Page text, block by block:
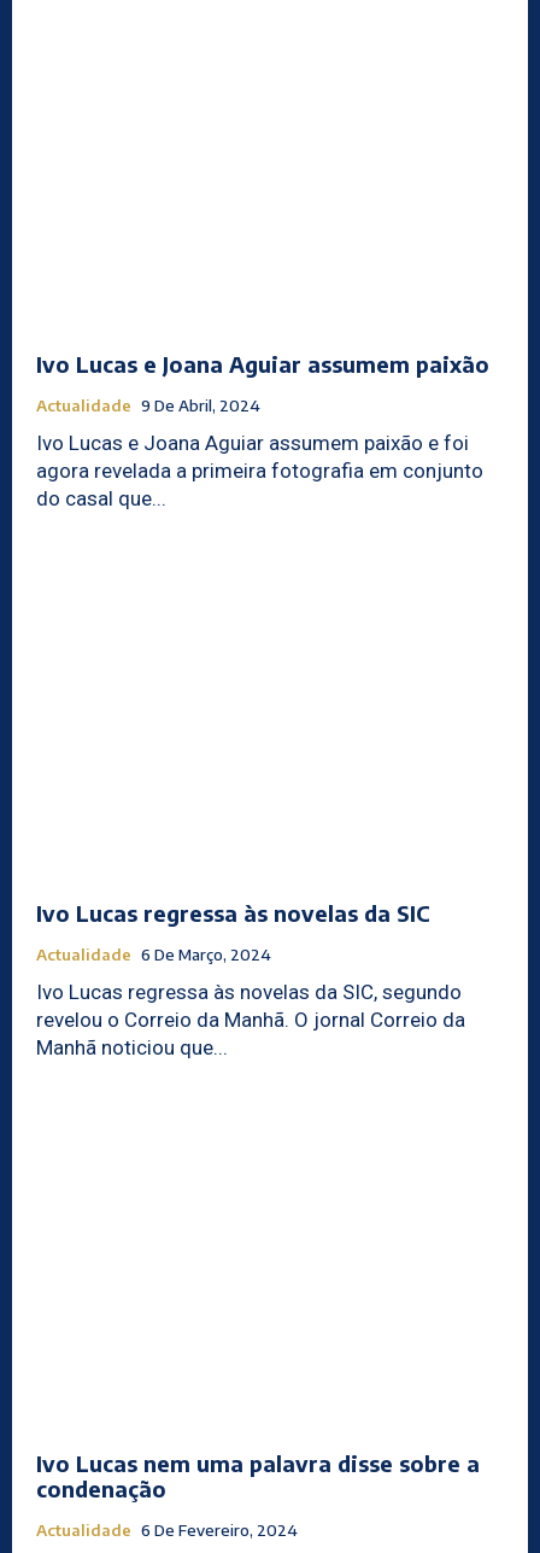
Ivo Lucas e Joana Aguiar assumem paixão
Actualidade 9 De Abril, 2024
Ivo Lucas e Joana Aguiar assumem paixão e foi
agora revelada a primeira fotografia em conjunto
do casal que...
Ivo Lucas regressa às novelas da SIC
Actualidade 6 De Março, 2024
Ivo Lucas regressa às novelas da SIC, segundo
revelou o Correio da Manhã. O jornal Correio da
Manhã noticiou que...
Ivo Lucas nem uma palavra disse sobre a
condenação
Actualidade 6 De Fevereiro, 2024